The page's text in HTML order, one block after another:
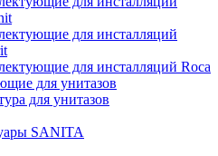
для инсталляций
для инсталляций Roca
для унитазов
для унитазов
SANITA